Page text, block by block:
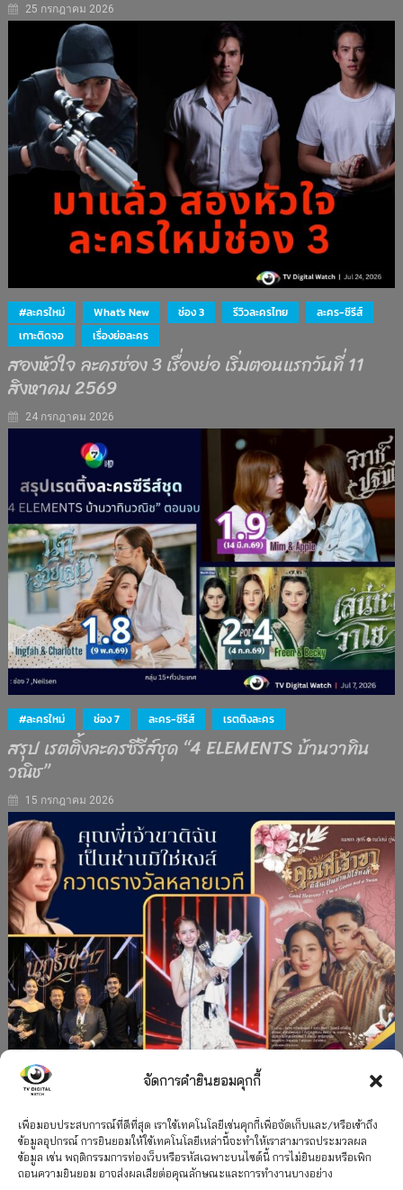
จัดการคำยินยอมคุกกี้
เพื่อมอบประสบการณ์ที่ดีที่สุด เราใช้เทคโนโลยีเช่นคุกกี้เพื่อจัดเก็บและ/หรือเข้าถึง
ข้อมูลอุปกรณ์ การยินยอมให้ใช้เทคโนโลยีเหล่านี้จะทำให้เราสามารถประมวลผล
ข้อมูล เช่น พฤติกรรมการท่องเว็บหรือรหัสเฉพาะบนไซต์นี้ การไม่ยินยอมหรือเพิก
ถอนความยินยอม อาจส่งผลเสียต่อคุณลักษณะและการทำงานบางอย่าง
25 กรกฎาคม 2026
#ละครใหม่ What's New ช่อง 3 รีวิวละครไทย
ละคร-ซีรีส์
เกาะติดจอ
เรื่องย่อละคร
สองหัวใจ ละครช่อง 3 เรื่องย่อ เริ่มตอนแรกวันที่ 11
สิงหาคม 2569
24 กรกฎาคม 2026
#ละครใหม่ ช่อง 7 ละคร-ซีรีส์ เรตติงละคร
สรุป เรตติ้งละครซีรีส์ชุด “4 ELEMENTS บ้านวาทิน
วณิช”
15 กรกฎาคม 2026
”คุณพี่เจ้าขาดิฉันเป็นห่านมิใช่หงส์” กวาดรางวัล
เพียบ จาก 8 เวที